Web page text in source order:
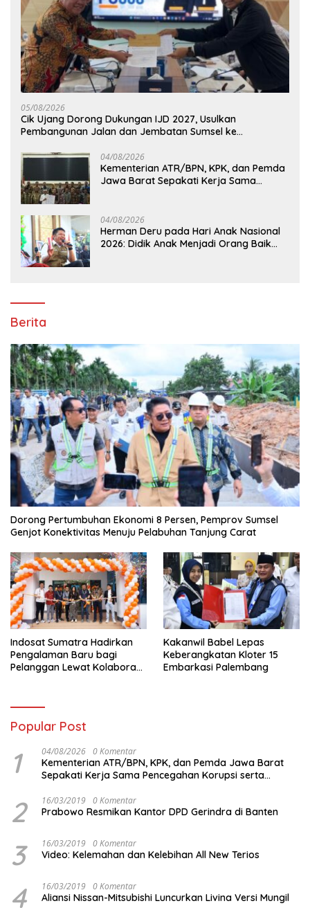
05/08/2026
Cik Ujang Dorong Dukungan IJD 2027, Usulkan
Pembangunan Jalan dan Jembatan Sumsel ke
04/08/2026
Kementerian ATR/BPN, KPK, dan Pemda
Jawa Barat Sepakati Kerja Sama
04/08/2026
Herman Deru pada Hari Anak Nasional
2026: Didik Anak Menjadi Orang Baik
Berita
Dorong Pertumbuhan Ekonomi 8 Persen, Pemprov Sumsel
Genjot Konektivitas Menuju Pelabuhan Tanjung Carat
Indosat Sumatra Hadirkan
Pengalaman Baru bagi
Pelanggan Lewat Kolaborasi
Kakanwil Babel Lepas
Keberangkatan Kloter 15
Embarkasi Palembang
Popular Post
1 04/08/2026 0 Komentar
Kementerian ATR/BPN, KPK, dan Pemda Jawa Barat
Sepakati Kerja Sama Pencegahan Korupsi serta
2 16/03/2019 0 Komentar
Prabowo Resmikan Kantor DPD Gerindra di Banten
3 16/03/2019 0 Komentar
Video: Kelemahan dan Kelebihan All New Terios
4 16/03/2019 0 Komentar
Aliansi Nissan-Mitsubishi Luncurkan Livina Versi Mungil